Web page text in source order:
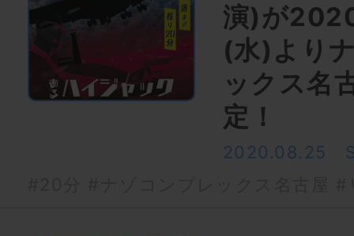
演)が
(水)より
ックス名
定！
2020.08.25